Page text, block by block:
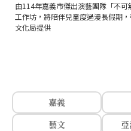
由114年嘉義市傑出演藝團隊「不
工作坊，將陪伴兒童度過漫長假期
文化局提供
嘉義
藝文